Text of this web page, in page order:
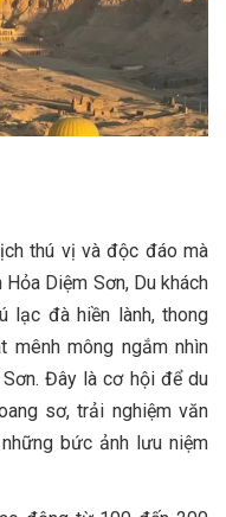
thú vị và độc đáo mà
Diệm Sơn, Du khách
lạc đà hiền lành, thong
mênh mông ngắm nhìn
Đây là cơ hội để du
sơ, trải nghiệm văn
bức ảnh lưu niệm